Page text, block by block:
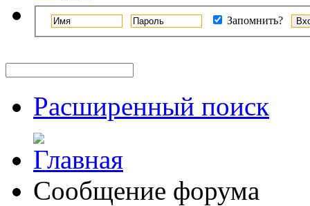
Запомнить?
Расширенный поиск
Сообщение форума